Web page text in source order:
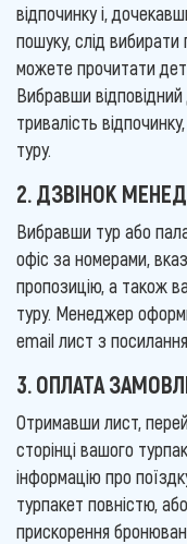
відпочинку і,
пошуку, слід
можете прочитати
Вибравши
тривалість
туру.
2. ДЗВІНОК
Вибравши тур або
офіс за номерами,
пропозицію, а також
туру. Менеджер
email лист з
3. ОПЛАТА
Отримавши лист,
сторінці вашого
інформацію про
турпакет повністю,
прискорення